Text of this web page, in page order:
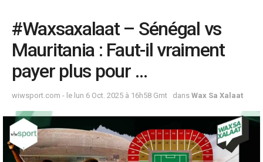
#Waxsaxalaat – Sénégal vs
Mauritania : Faut-il vraiment
payer plus pour …
wiwsport.com - le lun 6 Oct. 2025 à 16h58 Gmt dans Wax Sa Xalaat